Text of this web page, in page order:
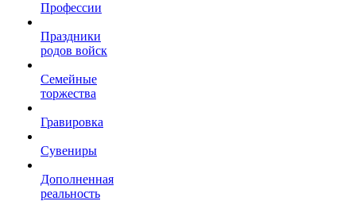
Профессии
Праздники
родов войск
Семейные
торжества
Гравировка
Сувениры
Дополненная
реальность